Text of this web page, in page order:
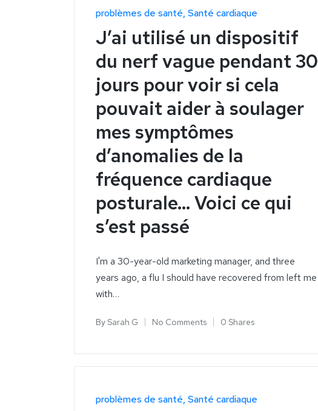
problèmes de santé Santé cardiaque
J’ai utilisé un dispositif
du nerf vague pendant 30
jours pour voir si cela
pouvait aider à soulager
mes symptômes
d’anomalies de la
fréquence cardiaque
posturale... Voici ce qui
s’est passé
I'm a 30-year-old marketing manager, and three
years ago, a flu I should have recovered from left me
with…
BySarah G No Comments 0 Shares
problèmes de santé Santé cardiaque